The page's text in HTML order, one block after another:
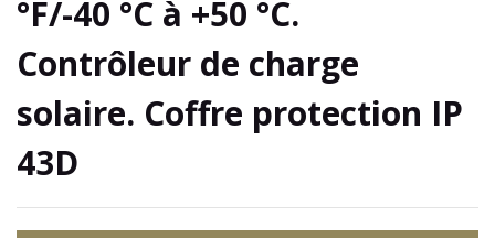
°F/-40 °C à +50 °C.
Contrôleur de charge
solaire. Coffre protection IP
43D